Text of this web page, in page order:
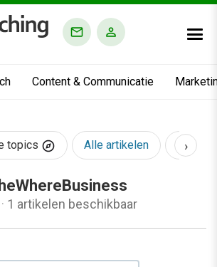
Content & Communicatie
topics Alle artikelen AI &
›
· 1 artikelen beschikbaar